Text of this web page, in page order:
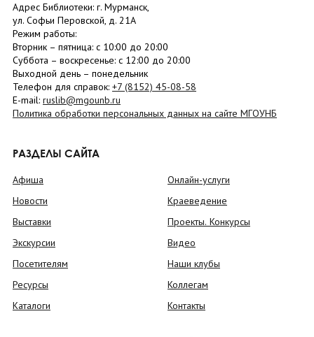
Адрес Библиотеки: г. Мурманск,
ул. Софьи Перовской, д. 21А
Режим работы:
Вторник – пятница: с 10:00 до 20:00
Суббота – воскресенье: c 12:00 до 20:00
Выходной день – понедельник
Телефон для справок: +7 (8152) 45-08-58
E-mail: ruslib@mgounb.ru
Политика обработки персональных данных на сайте МГОУНБ
РАЗДЕЛЫ САЙТА
Афиша
Новости
Выставки
Экскурсии
Посетителям
Ресурсы
Каталоги
Онлайн-услуги
Краеведение
Проекты. Конкурсы
Видео
Наши клубы
Коллегам
Контакты